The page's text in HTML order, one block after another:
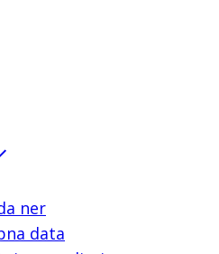
ner
data